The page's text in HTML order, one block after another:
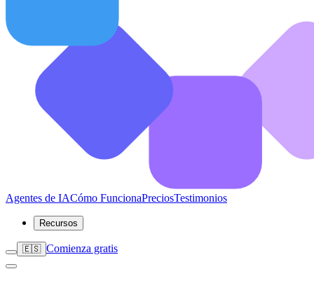
Agentes de IACómo FuncionaPreciosTestimonios
Recursos
🇪🇸 Comienza gratis